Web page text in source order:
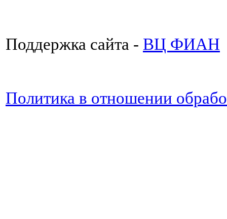
Поддержка сайта - ВЦ ФИАН
Политика в отношении